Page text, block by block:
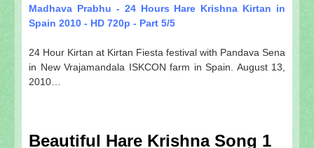
Madhava Prabhu - 24 Hours Hare Krishna Kirtan in
Spain 2010 - HD 720p - Part 5/5
24 Hour Kirtan at Kirtan Fiesta festival with Pandava Sena
in New Vrajamandala ISKCON farm in Spain. August 13,
2010…
Beautiful Hare Krishna Song 1